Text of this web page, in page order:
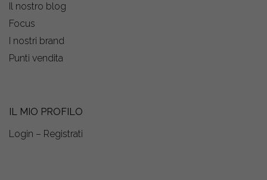
Il nostro blog
Focus
I nostri brand
Punti vendita
IL MIO PROFILO
Login – Registrati